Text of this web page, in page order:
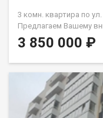
3 комн. квартира по
Предлагаем Вашему
Советском районе.
учёта балкона), жилая
Квартира не имеет
изолированные по
спальни по 12,5 кв.м.
Сан.узел -
чистый подъезд, без
3 850 000 ₽